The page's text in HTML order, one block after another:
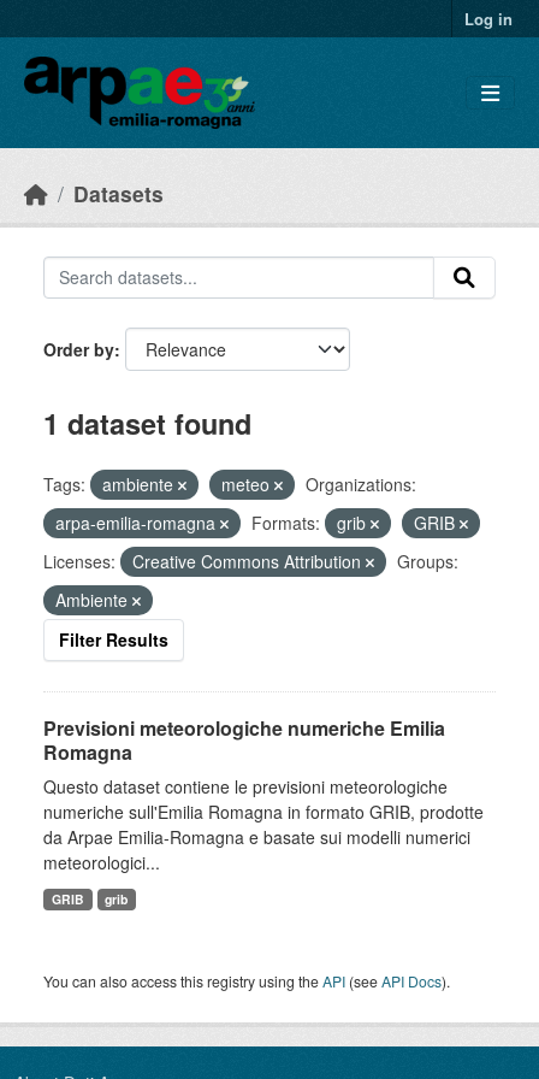
Log in
Datasets
Order by
1 dataset found
Tags: ambiente meteo
Organizations:
arpa-emilia-romagna
Formats: grib
GRIB
Licenses:
Creative Commons Attribution
Groups:
Ambiente
Filter Results
Previsioni meteorologiche numeriche Emilia
Romagna
Questo dataset contiene le previsioni meteorologiche
numeriche sull'Emilia Romagna in formato GRIB, prodotte
da Arpae Emilia-Romagna e basate sui modelli numerici
meteorologici...
GRIB grib
You can also access this registry using theAPI (seeAPI Docs).